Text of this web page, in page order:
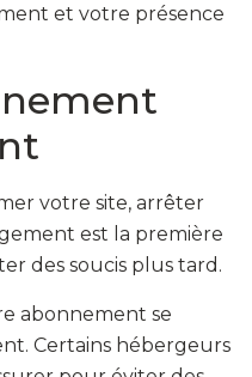
et votre présence
votre site, arrêter
est la première
des soucis plus tard.
abonnement se
Certains hébergeurs